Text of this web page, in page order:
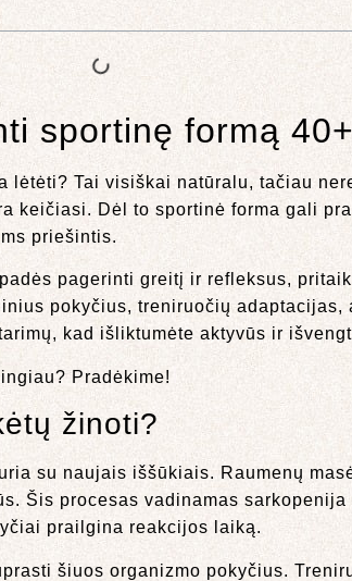
sportinę formą 40+
lėtėti? Tai visiškai natūralu, tačiau
keičiasi. Dėl to sportinė forma gali
priešintis.
pagerinti greitį ir refleksus,
pokyčius, treniruočių adaptacijas,
kad išliktumėte aktyvūs ir
Pradėkime!
žinoti?
su naujais iššūkiais. Raumenų
Šis procesas vadinamas
prailgina reakcijos laiką.
šiuos organizmo pokyčius.